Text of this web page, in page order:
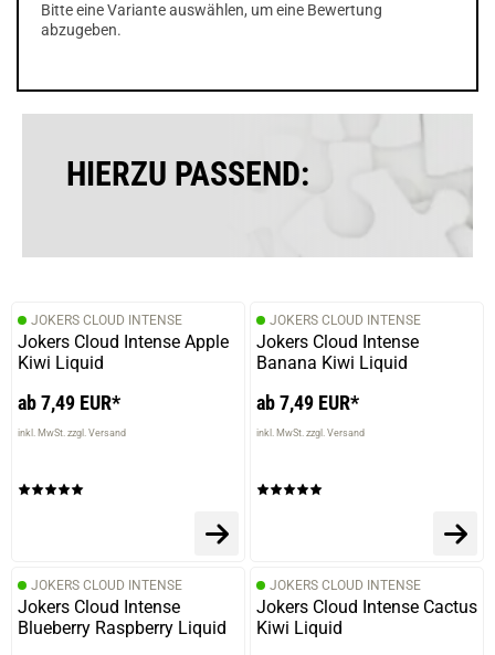
Bitte eine Variante auswählen, um eine Bewertung
abzugeben.
HIERZU PASSEND:
JOKERS CLOUD INTENSE
Jokers Cloud Intense Apple
Kiwi Liquid
ab 7,49 EUR*
inkl. MwSt. zzgl. Versand
JOKERS CLOUD INTENSE
Jokers Cloud Intense
Banana Kiwi Liquid
ab 7,49 EUR*
inkl. MwSt. zzgl. Versand
JOKERS CLOUD INTENSE
Jokers Cloud Intense
Blueberry Raspberry Liquid
JOKERS CLOUD INTENSE
Jokers Cloud Intense Cactus
Kiwi Liquid